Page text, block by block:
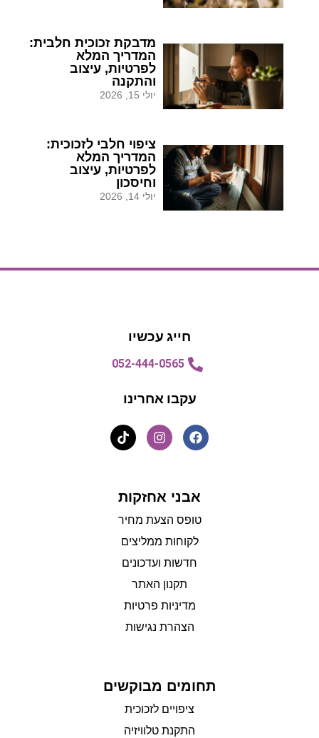
מדבקת זכוכית חלבית:
המדריך המלא
לפרטיות, עיצוב
והתקנה
יולי 15, 2026
ציפוי חלבי לזכוכית:
המדריך המלא
לפרטיות, עיצוב
וחיסכון
יולי 14, 2026
חייג עכשיו
052-444-0565
עקבו אחרינו
אבני אחזקות
טופס הצעת מחיר
לקוחות ממליצים
חדשות ועדכונים
תקנון האתר
מדיניות פרטיות
הצהרת נגישות
תחומים מבוקשים
ציפויים לזכוכית
התקנת טלוויזיה